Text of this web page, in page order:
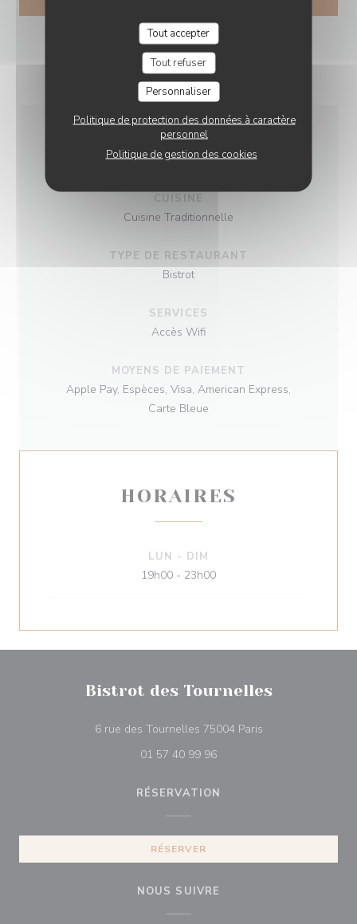
Tout accepter
Tout refuser
Personnaliser
Politique de protection des données à caractère
personnel
Politique de gestion des cookies
INFOS PRATIQUES
CUISINE
Cuisine Traditionnelle
TYPE DE RESTAURANT
Bistrot
SERVICES
Accès Wifi
MOYENS DE PAIEMENT
Apple Pay, Espèces, Visa, American Express,
Carte Bleue
HORAIRES
LUN - DIM
19h00 - 23h00
Bistrot des Tournelles
6 rue des Tournelles 75004 Paris((ouvre une
01 57 40 99 96
RÉSERVATION
RÉSERVER
NOUS SUIVRE